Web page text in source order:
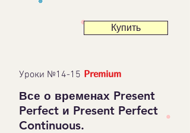
Купить
Уроки №14-15 Premium
Все о временах Present
Perfect и Present Perfect
Continuous.